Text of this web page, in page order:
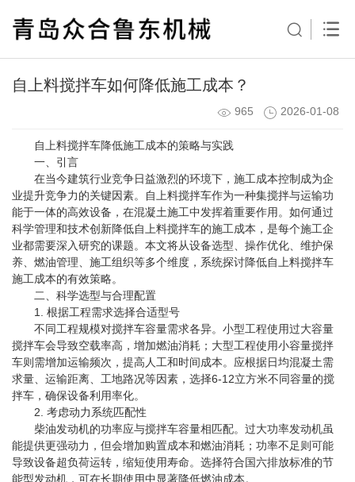
自上料搅拌车如何降低施工成本？
965 2026-01-08
自上料搅拌车降低施工成本的策略与实践
一、引言
在当今建筑行业竞争日益激烈的环境下，施工成本控制成为企
业提升竞争力的关键因素。自上料搅拌车作为一种集搅拌与运输功
能于一体的高效设备，在混凝土施工中发挥着重要作用。如何通过
科学管理和技术创新降低自上料搅拌车的施工成本，是每个施工企
业都需要深入研究的课题。本文将从设备选型、操作优化、维护保
养、燃油管理、施工组织等多个维度，系统探讨降低自上料搅拌车
施工成本的有效策略。
二、科学选型与合理配置
1. 根据工程需求选择合适型号
不同工程规模对搅拌车容量需求各异。小型工程使用过大容量
搅拌车会导致空载率高，增加燃油消耗；大型工程使用小容量搅拌
车则需增加运输频次，提高人工和时间成本。应根据日均混凝土需
求量、运输距离、工地路况等因素，选择6-12立方米不同容量的搅
拌车，确保设备利用率化。
2. 考虑动力系统匹配性
柴油发动机的功率应与搅拌车容量相匹配。过大功率发动机虽
能提供更强动力，但会增加购置成本和燃油消耗；功率不足则可能
导致设备超负荷运转，缩短使用寿命。选择符合国六排放标准的节
能型发动机，可在长期使用中显著降低燃油成本。